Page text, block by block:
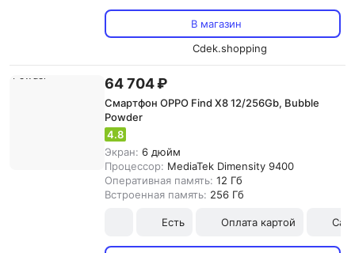
В магазин
Cdek.shopping
64 704 ₽
Смартфон OPPO Find X8 12/256Gb, Bubble
Powder
4.8
Экран: 6 дюйм
Процессор: MediaTek Dimensity 9400
Оперативная память: 12 Гб
Встроенная память: 256 Гб
Есть Оплата картой